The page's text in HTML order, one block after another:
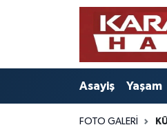
Asayiş Yaşam
FOTO GALERI
Bilim - Teknoloji
Nöbetçi Eczaneler
Hava Durumu
Karaman Namaz